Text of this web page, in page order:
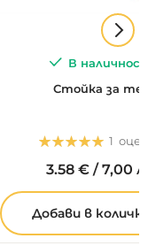
В
Стойка за
Оценка:
1
3.58 €/7,00
Добави в